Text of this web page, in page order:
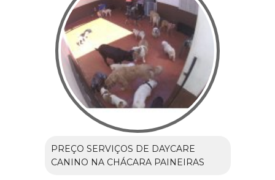
PREÇO SERVIÇOS DE DAYCARE
CANINO NA CHÁCARA PAINEIRAS